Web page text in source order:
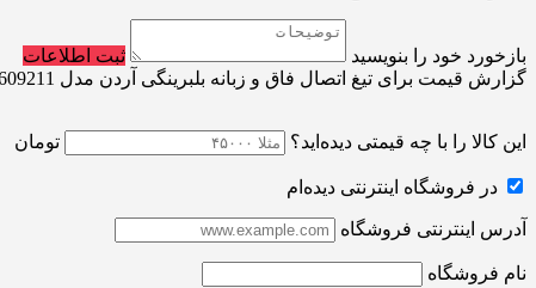
بازخورد خود را بنویسید
ثبت اطلاعات
گزارش قیمت برای تیغ اتصال فاق و زبانه بلبرینگی آردن مدل 609211
این کالا را با چه قیمتی دیده‌اید؟ تومان
در فروشگاه اینترنتی دیده‌ام
آدرس اینترنتی فروشگاه
نام فروشگاه